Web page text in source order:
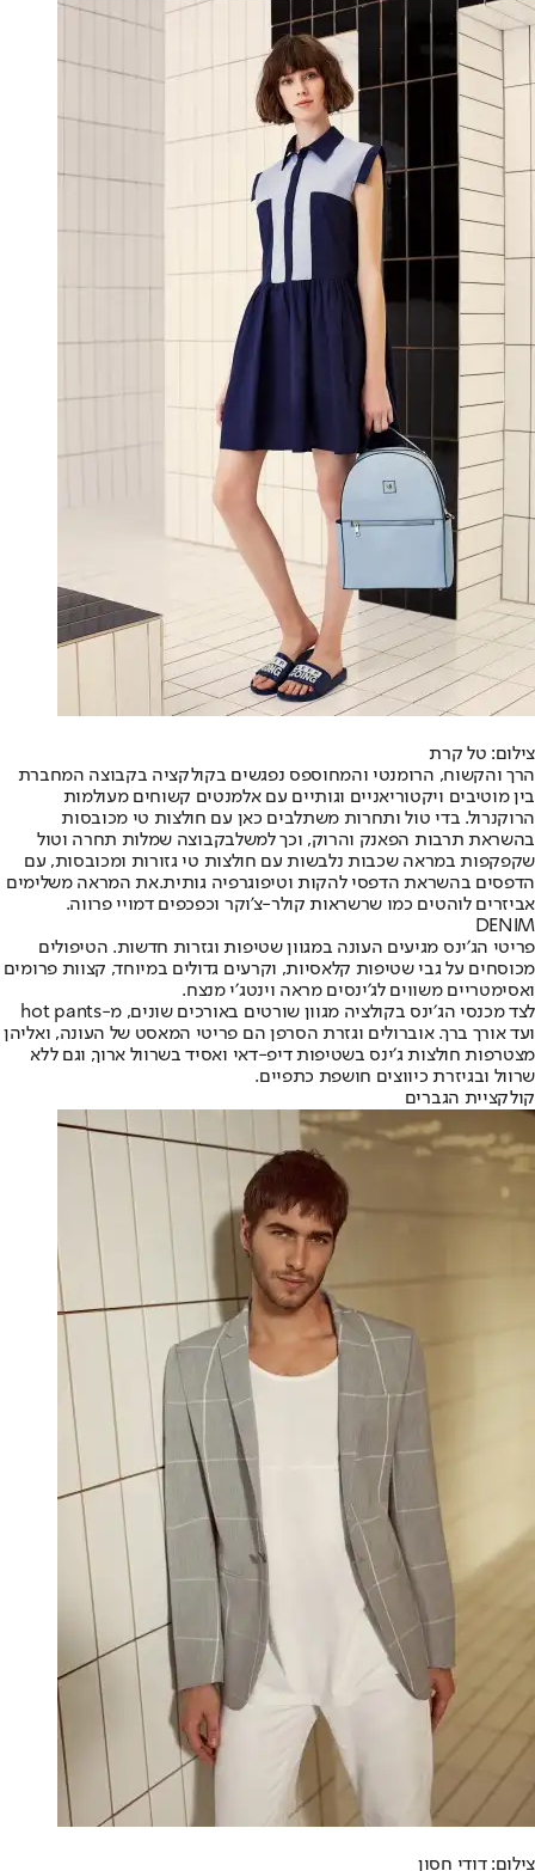
צילום: טל קרת
הרך והקשוח, הרומנטי והמחוספס נפגשים בקולקציה בקבוצה המחברת
בין מוטיבים ויקטוריאניים וגותיים עם אלמנטים קשוחים מעולמות
הרוקנרול. בדי טול ותחרות משתלבים כאן עם חולצות טי מכובסות
בהשראת תרבות הפאנק והרוק, וכך למשלבקבוצה שמלות תחרה וטול
שקפקפות במראה שכבות נלבשות עם חולצות טי גזורות ומכובסות, עם
הדפסים בהשראת הדפסי להקות וטיפוגרפיה גותית.את המראה משלימים
אביזרים לוהטים כמו שרשראות קולר-צ’וקר וכפכפים דמויי פרווה.
DENIM
פריטי הג׳ינס מגיעים העונה במגוון שטיפות וגזרות חדשות. הטיפולים
מכוסחים על גבי שטיפות קלאסיות, וקרעים גדולים במיוחד, קצוות פרומים
ואסימטריים משווים לג׳ינסים מראה וינטג׳י מנצח.
לצד מכנסי הג׳ינס בקולציה מגוון שורטים באורכים שונים, מ-hot pants
ועד אורך ברך. אוברולים וגזרת הסרפן הם פריטי המאסט של העונה, ואליהן
מצטרפות חולצות ג׳ינס בשטיפות דיפ-דאי ואסיד בשרוול ארוך, וגם ללא
שרוול ובגיזרת כיווצים חושפת כתפיים.
קולקציית הגברים
צילום: דודי חסון